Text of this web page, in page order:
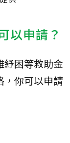
以申請？
紓困等救助金
，你可以申請